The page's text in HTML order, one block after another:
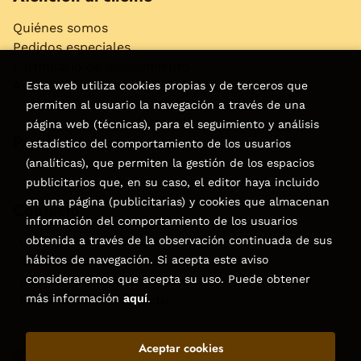
Quiénes somos
Pedidos especiales
Accesibilidad
Puede interesarte
Contacto
C/Virgen de la Peña, 15
928858050–928531142
pedidos@libreriatagoror.com
Formulario de contacto
Librería Tagoror. Todos los Derechos Reservados |
Esta web utiliza cookies propias y de terceros que
permiten al usuario la navegación a través de una
página web (técnicas), para el seguimiento y análisis
estadístico del comportamiento de los usuarios
(analíticas), que permiten la gestión de los espacios
publicitarios que, en su caso, el editor haya incluido
en una página (publicitarias) y cookies que almacenan
información del comportamiento de los usuarios
obtenida a través de la observación continuada de sus
hábitos de navegación. Si acepta este aviso
consideraremos que acepta su uso. Puede obtener
más información aquí.
Aceptar cookies